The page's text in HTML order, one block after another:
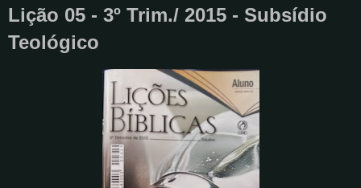
Lição 05 - 3º Trim./ 2015 - Subsídio
Teológico